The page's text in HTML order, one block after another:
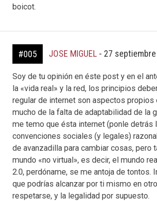
boicot.
#005 JOSE MIGUEL- 27
Soy de tu opinión en éste post y en el
la «vida real» y la red, los principios
regular de internet son aspectos propios
mucho de la falta de adaptabilidad de la
me temo que ésta internet (ponle detrás
convenciones sociales (y legales)
de avanzadilla para cambiar cosas, pero
mundo «no virtual», es decir, el mundo
2.0, perdóname, se me antoja de
que podrías alcanzar por ti mismo en
respetarse, y la legalidad por supuesto.